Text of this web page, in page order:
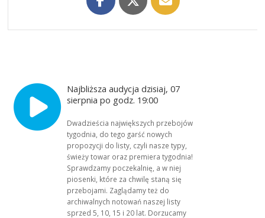
Najbliższa audycja dzisiaj, 07
sierpnia po godz. 19:00
Dwadzieścia największych przebojów
tygodnia, do tego garść nowych
propozycji do listy, czyli nasze typy,
świeży towar oraz premiera tygodnia!
Sprawdzamy poczekalnię, a w niej
piosenki, które za chwilę staną się
przebojami. Zaglądamy też do
archiwalnych notowań naszej listy
sprzed 5, 10, 15 i 20 lat. Dorzucamy